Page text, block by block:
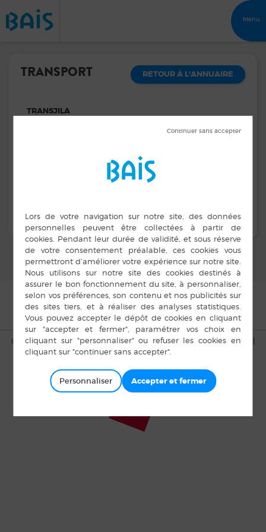
Menu
TRANSPORT RETOUR À L'ANNUAIRE
TRANSJILA
02 99 76 51 06 - Fax : 02 99 76 59 40
© Copyright Bais 2015 |Mentions légales|Plan du site|Cookies
|
Accès privé
Personnaliser